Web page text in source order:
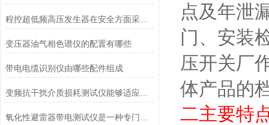
程控超低频高压发生器在安全方面采取了有效的保护措施
变压器油气相色谱仪的配置有哪些
带电电缆识别仪由哪些配件组成
点及年泄
门、安装
压开关厂
体产品的
二主要特